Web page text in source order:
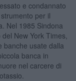
e condannato
per il
Nel 1985 Sindona
New York Times,
banche usate dalla
banca in
nel carcere di